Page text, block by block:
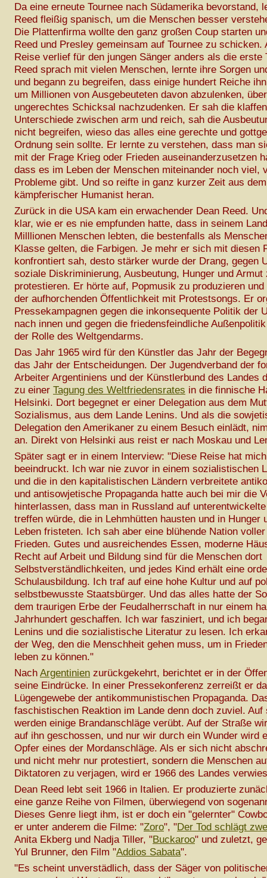
Da eine erneute Tournee nach Südamerika bevorstand,
Reed fleißig spanisch, um die Menschen besser
Die Plattenfirma wollte den ganz großen Coup starten
Reed und Presley gemeinsam auf Tournee zu schicken.
Reise verlief für den jungen Sänger anders als die erste
Reed sprach mit vielen Menschen, lernte ihre Sorgen
und begann zu begreifen, dass einige hundert Reiche
um Millionen von Ausgebeuteten davon abzulenken,
ungerechtes Schicksal nachzudenken. Er sah die
Unterschiede zwischen arm und reich, sah die
nicht begreifen, wieso das alles eine gerechte und
Ordnung sein sollte. Er lernte zu verstehen, dass man
mit der Frage Krieg oder Frieden auseinanderzusetzen
dass es im Leben der Menschen miteinander noch viel,
Probleme gibt. Und so reifte in ganz kurzer Zeit aus
kämpferischer Humanist heran.
Zurück in die USA kam ein erwachender Dean Reed.
klar, wie er es nie empfunden hatte, dass in seinem
Milllionen Menschen lebten, die bestenfalls als
Klasse gelten, die Farbigen. Je mehr er sich mit diesen
konfrontiert sah, desto stärker wurde der Drang, gegen
soziale Diskriminierung, Ausbeutung, Hunger und Armut
protestieren. Er hörte auf, Popmusik zu produzieren
der aufhorchenden Öffentlichkeit mit Protestsongs. Er
Pressekampagnen gegen die inkonsequente Politik der
nach innen und gegen die friedensfeindliche
der Rolle des Weltgendarms.
Das Jahr 1965 wird für den Künstler das Jahr der
das Jahr der Entscheidungen. Der Jugendverband der
Arbeiter Argentiniens und der Künstlerbund des Landes
zu einer Tagung des Weltfriedensrates in die finnische
Helsinki. Dort begegnet er einer Delegation aus dem
Sozialismus, aus dem Lande Lenins. Und als die
Delegation den Amerikaner zu einem Besuch einlädt,
an. Direkt von Helsinki aus reist er nach Moskau und
Später sagt er in einem Interview: "Diese Reise hat
beeindruckt. Ich war nie zuvor in einem sozialistischen
und die in den kapitalistischen Ländern verbreitete
und antisowjetische Propaganda hatte auch bei mir die
hinterlassen, dass man in Russland auf
treffen würde, die in Lehmhütten hausten und in Hunger
Leben fristeten. Ich sah aber eine blühende Nation
Frieden. Gutes und ausreichendes Essen, moderne
Recht auf Arbeit und Bildung sind für die Menschen dort
Selbstverständlichkeiten, und jedes Kind erhält eine
Schulausbildung. Ich traf auf eine hohe Kultur und auf
selbstbewusste Staatsbürger. Und das alles hatte der
dem traurigen Erbe der Feudalherrschaft in nur einem
Jahrhundert geschaffen. Ich war fasziniert, und ich
Lenins und die sozialistische Literatur zu lesen. Ich
der Weg, den die Menschheit gehen muss, um in
leben zu können."
Nach Argentinien zurückgekehrt, berichtet er in der
seine Eindrücke. In einer Pressekonferenz zerreißt er
Lügengewebe der antikommunistischen Propaganda.
faschistischen Reaktion im Lande denn doch zuviel. Auf
werden einige Brandanschläge verübt. Auf der Straße
auf ihn geschossen, und nur wir durch ein Wunder wird
Opfer eines der Mordanschläge. Als er sich nicht
und nicht mehr nur protestiert, sondern die Menschen
Diktatoren zu verjagen, wird er 1966 des Landes
Dean Reed lebt seit 1966 in Italien. Er produzierte
eine ganze Reihe von Filmen, überwiegend von
Dieses Genre liegt ihm, ist er doch ein "gelernter"
er unter anderem die Filme: "Zoro", "Der Tod schlägt
Anita Ekberg und Nadja Tiller, "Buckaroo" und zuletzt,
Yul Brunner, den Film "Addios Sabata".
"Es scheint unverstädlich, dass der Säger von